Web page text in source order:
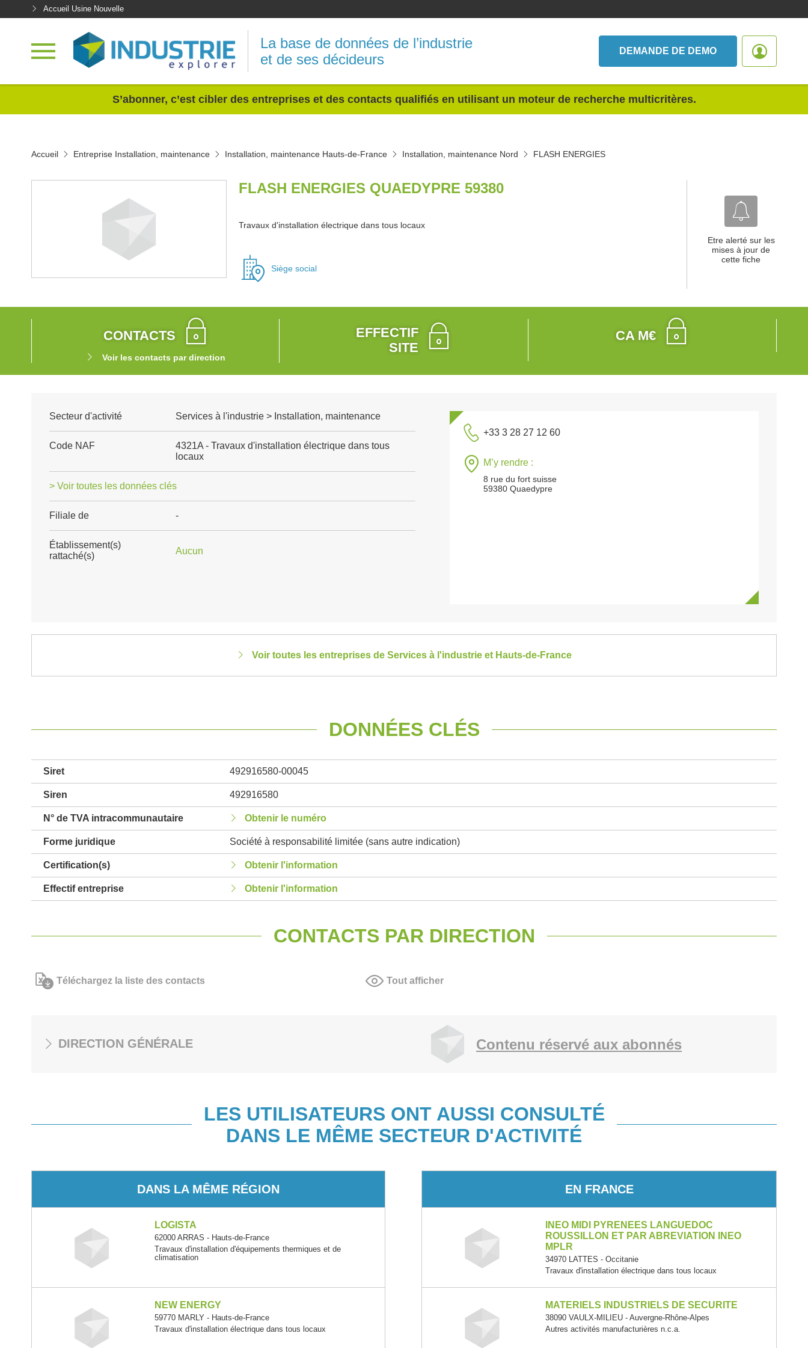
Accueil Usine Nouvelle
La base de données de l’industrie
et de ses décideurs
DEMANDE DE DEMO
S’abonner, c’est cibler des entreprises et des contacts qualifiés en utilisant un moteur de recherche multicritères.
Accueil Entreprise Installation, maintenance Installation, maintenance Hauts-de-France Installation, maintenance Nord FLASH ENERGIES
FLASH ENERGIES QUAEDYPRE 59380
Travaux d'installation électrique dans tous locaux
Siège social
Etre alerté sur les
mises à jour de
cette fiche
CONTACTS
Voir les contacts par direction
EFFECTIF
SITE
CA M€
Secteur d'activité Services à l'industrie > Installation, maintenance
Code NAF
4321A - Travaux d'installation électrique dans tous
locaux
> Voir toutes les données clés
Filiale de -
Établissement(s)
rattaché(s)
Aucun
+33 3 28 27 12 60
M’y rendre :
8 rue du fort suisse
59380 Quaedypre
Voir toutes les entreprises de Services à l'industrie et Hauts-de-France
DONNÉES CLÉS
Siret 492916580-00045
Siren 492916580
N° de TVA intracommunautaire Obtenir le numéro
Forme juridique Société à responsabilité limitée (sans autre indication)
Certification(s) Obtenir l'information
Effectif entreprise Obtenir l'information
CONTACTS PAR DIRECTION
Téléchargez la liste des contacts Tout afficher
DIRECTION GÉNÉRALE Contenu réservé aux abonnés
LES UTILISATEURS ONT AUSSI CONSULTÉ
DANS LE MÊME SECTEUR D'ACTIVITÉ
DANS LA MÊME RÉGION
LOGISTA
62000 ARRAS - Hauts-de-France
Travaux d'installation d'équipements thermiques et de
climatisation
NEW ENERGY
59770 MARLY - Hauts-de-France
Travaux d'installation électrique dans tous locaux
EN FRANCE
INEO MIDI PYRENEES LANGUEDOC
ROUSSILLON ET PAR ABREVIATION INEO
MPLR
34970 LATTES - Occitanie
Travaux d'installation électrique dans tous locaux
MATERIELS INDUSTRIELS DE SECURITE
38090 VAULX-MILIEU - Auvergne-Rhône-Alpes
Autres activités manufacturières n.c.a.